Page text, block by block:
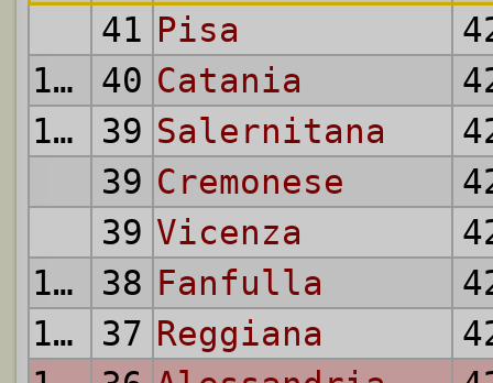
41 Pisa
12.
40 Catania
13.
39 Salernitana
39 Cremonese
39 Vicenza
16.
38 Fanfulla
17.
37 Reggiana